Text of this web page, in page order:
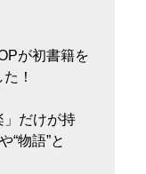
が初書籍を
！
」だけが持
“物語”と